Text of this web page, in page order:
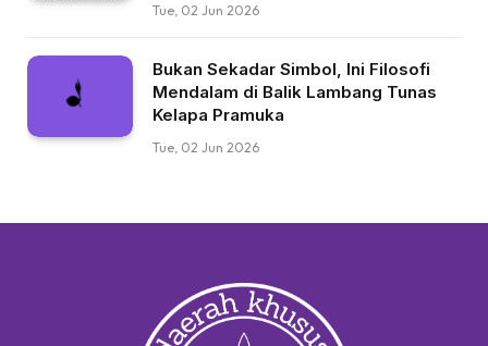
Tue, 02 Jun 2026
Bukan Sekadar Simbol, Ini Filosofi
Mendalam di Balik Lambang Tunas
Kelapa Pramuka
Tue, 02 Jun 2026